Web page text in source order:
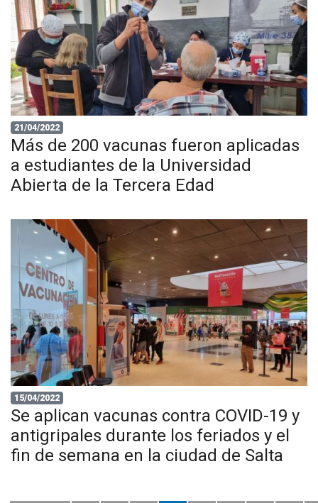
21/04/2022
Más de 200 vacunas fueron aplicadas
a estudiantes de la Universidad
Abierta de la Tercera Edad
15/04/2022
Se aplican vacunas contra COVID-19 y
antigripales durante los feriados y el
fin de semana en la ciudad de Salta